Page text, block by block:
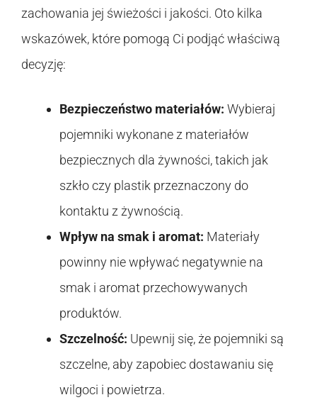
zachowania jej świeżości i jakości. Oto kilka
wskazówek, które pomogą Ci podjąć właściwą
decyzję:
Bezpieczeństwo materiałów: Wybieraj
pojemniki wykonane z materiałów
bezpiecznych dla żywności, takich jak
szkło czy plastik przeznaczony do
kontaktu z żywnością.
Wpływ na smak i aromat: Materiały
powinny nie wpływać negatywnie na
smak i aromat przechowywanych
produktów.
Szczelność: Upewnij się, że pojemniki są
szczelne, aby zapobiec dostawaniu się
wilgoci i powietrza.